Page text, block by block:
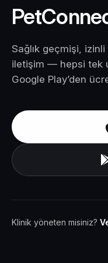
Sağlık geçmişi,
iletişim — hepsi tek
Google Play’den
Klinik yöneten misiniz?